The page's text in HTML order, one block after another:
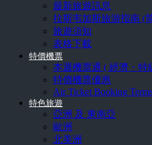
最新旅遊訊息
拉斯韦加斯旅游指南 (
旅遊須知
表格下載
特價機票
本週機票通 ( 經濟・特
特價機票優惠
Air Ticket Booking
特色旅遊
亞洲 及 東南亞
歐洲
北美洲